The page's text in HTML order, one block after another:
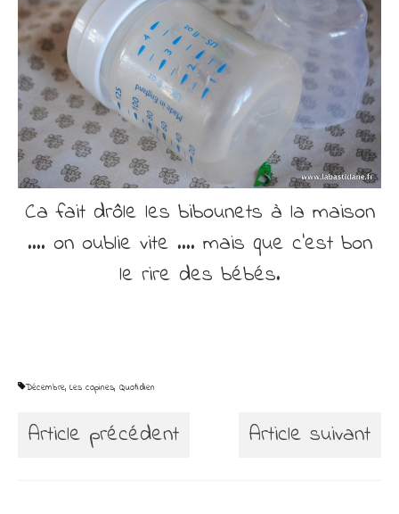
Ca fait drôle les bibounets à la maison
…. on oublie vite …. mais que c’est bon
le rire des bébés.
Décembre, Les copines, Quotidien
Article précédent Article suivant